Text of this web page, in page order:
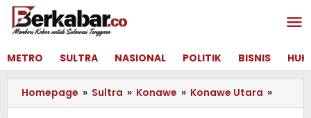
Lewati
konten
METRO
SULTRA NASIONAL POLITIK BISNIS
Homepage » Sultra » Konawe » Konawe Utara »